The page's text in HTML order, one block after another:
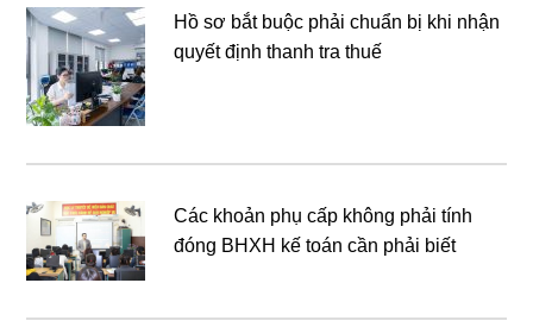
Hồ sơ bắt buộc phải chuẩn bị khi nhận
quyết định thanh tra thuế
Các khoản phụ cấp không phải tính
đóng BHXH kế toán cần phải biết